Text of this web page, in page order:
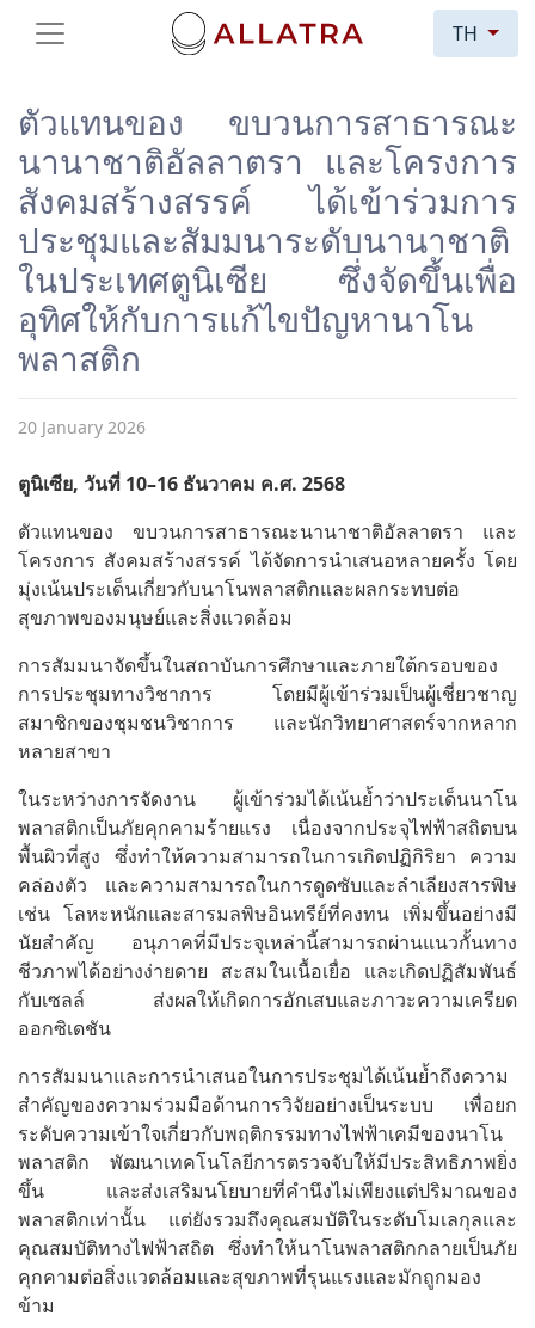
TH
ตัวแทนของ ขบวนการสาธารณะ
นานาชาติอัลลาตรา และโครงการ
สังคมสร้างสรรค์ ได้เข้าร่วมการ
ประชุมและสัมมนาระดับนานาชาติ
ในประเทศตูนิเซีย ซึ่งจัดขึ้นเพื่อ
อุทิศให้กับการแก้ไขปัญหานาโน
พลาสติก
20 January 2026
ตูนิเซีย, วันที่ 10–16 ธันวาคม ค.ศ. 2568
ตัวแทนของ ขบวนการสาธารณะนานาชาติอัลลาตรา และ
โครงการ สังคมสร้างสรรค์ ได้จัดการนำเสนอหลายครั้ง โดย
มุ่งเน้นประเด็นเกี่ยวกับนาโนพลาสติกและผลกระทบต่อ
สุขภาพของมนุษย์และสิ่งแวดล้อม
การสัมมนาจัดขึ้นในสถาบันการศึกษาและภายใต้กรอบของ
การประชุมทางวิชาการ โดยมีผู้เข้าร่วมเป็นผู้เชี่ยวชาญ
สมาชิกของชุมชนวิชาการ และนักวิทยาศาสตร์จากหลาก
หลายสาขา
ในระหว่างการจัดงาน ผู้เข้าร่วมได้เน้นย้ำว่าประเด็นนาโน
พลาสติกเป็นภัยคุกคามร้ายแรง เนื่องจากประจุไฟฟ้าสถิตบน
พื้นผิวที่สูง ซึ่งทำให้ความสามารถในการเกิดปฏิกิริยา ความ
คล่องตัว และความสามารถในการดูดซับและลำเลียงสารพิษ
เช่น โลหะหนักและสารมลพิษอินทรีย์ที่คงทน เพิ่มขึ้นอย่างมี
นัยสำคัญ อนุภาคที่มีประจุเหล่านี้สามารถผ่านแนวกั้นทาง
ชีวภาพได้อย่างง่ายดาย สะสมในเนื้อเยื่อ และเกิดปฏิสัมพันธ์
กับเซลล์ ส่งผลให้เกิดการอักเสบและภาวะความเครียด
ออกซิเดชัน
การสัมมนาและการนำเสนอในการประชุมได้เน้นย้ำถึงความ
สำคัญของความร่วมมือด้านการวิจัยอย่างเป็นระบบ เพื่อยก
ระดับความเข้าใจเกี่ยวกับพฤติกรรมทางไฟฟ้าเคมีของนาโน
พลาสติก พัฒนาเทคโนโลยีการตรวจจับให้มีประสิทธิภาพยิ่ง
ขึ้น และส่งเสริมนโยบายที่คำนึงไม่เพียงแต่ปริมาณของ
พลาสติกเท่านั้น แต่ยังรวมถึงคุณสมบัติในระดับโมเลกุลและ
คุณสมบัติทางไฟฟ้าสถิต ซึ่งทำให้นาโนพลาสติกกลายเป็นภัย
คุกคามต่อสิ่งแวดล้อมและสุขภาพที่รุนแรงและมักถูกมอง
ข้าม